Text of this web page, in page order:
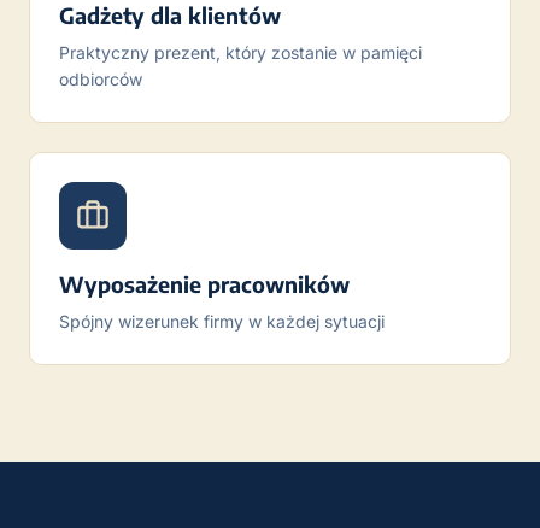
Gadżety dla klientów
Praktyczny prezent, który zostanie w pamięci
odbiorców
Wyposażenie pracowników
Spójny wizerunek firmy w każdej sytuacji